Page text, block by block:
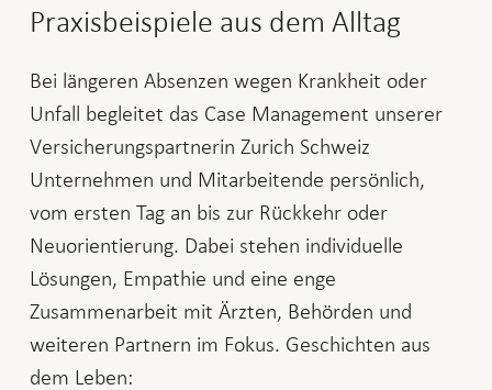
Praxisbeispiele aus dem Alltag
Bei längeren Absenzen wegen Krankheit oder
Unfall begleitet das Case Management unserer
Versicherungspartnerin Zurich Schweiz
Unternehmen und Mitarbeitende persönlich,
vom ersten Tag an bis zur Rückkehr oder
Neuorientierung. Dabei stehen individuelle
Lösungen, Empathie und eine enge
Zusammenarbeit mit Ärzten, Behörden und
weiteren Partnern im Fokus. Geschichten aus
dem Leben: